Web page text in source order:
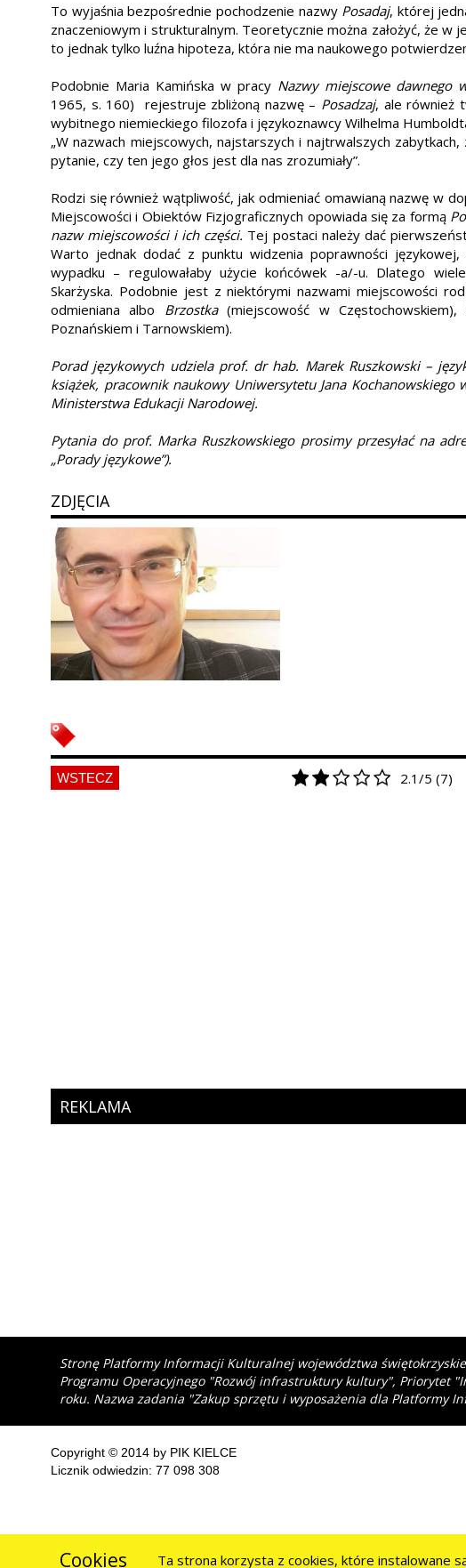
To wyjaśnia bezpośrednie pochodzenie nazwy Posadaj, której
znaczeniowym i strukturalnym. Teoretycznie można założyć, że w
to jednak tylko luźna hipoteza, która nie ma naukowego
Podobnie Maria Kamińska w pracy Nazwy miejscowe dawnego
1965, s. 160) rejestruje zbliżoną nazwę – Posadzaj, ale również
wybitnego niemieckiego filozofa i językoznawcy Wilhelma
„W nazwach miejscowych, najstarszych i najtrwalszych
pytanie, czy ten jego głos jest dla nas zrozumiały”.
Rodzi się również wątpliwość, jak odmieniać omawianą nazwę w
Miejscowości i Obiektów Fizjograficznych opowiada się za formą
nazw miejscowości i ich części. Tej postaci należy dać
Warto jednak dodać z punktu widzenia poprawności
wypadku – regulowałaby użycie końcówek -a/-u. Dlatego
Skarżyska. Podobnie jest z niektórymi nazwami miejscowości
odmieniana albo Brzostka(miejscowość w Częstochowskiem),
Poznańskiem i Tarnowskiem).
Porad językowych udziela prof. dr hab. Marek Ruszkowski –
książek, pracownik naukowy Uniwersytetu Jana Kochanowskiego
Ministerstwa Edukacji Narodowej.
Pytania do prof. Marka Ruszkowskiego prosimy przesyłać na
„Porady językowe”).
ZDJĘCIA
WSTECZ 2.1/5 (7)
REKLAMA
Stronę Platformy Informacji Kulturalnej województwa
Programu Operacyjnego "Rozwój infrastruktury kultury", Priorytet
roku. Nazwa zadania "Zakup sprzętu i wyposażenia dla Platformy
Copyright © 2014 by PIK KIELCE
Licznik odwiedzin: 77 098 308
Cookies Ta strona korzysta z cookies, które instalowane